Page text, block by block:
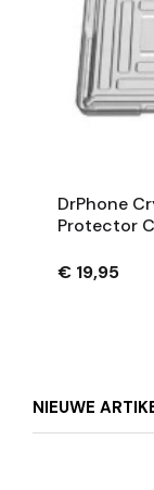
DrPhone
Protector
€ 19,95
NIEUWE